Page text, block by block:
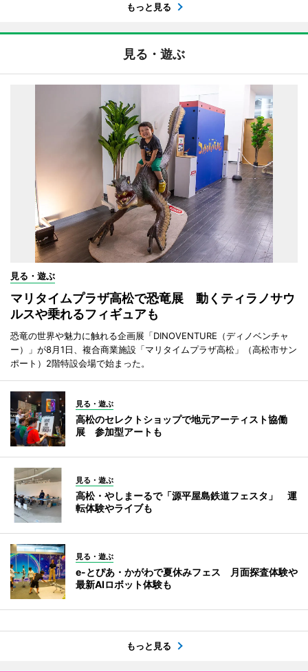
もっと見る
見る・遊ぶ
見る・遊ぶ
マリタイムプラザ高松で恐竜展 動くティラノサウ
ルスや乗れるフィギュアも
恐竜の世界や魅力に触れる企画展「DINOVENTURE（ディノベンチャ
ー）」が8月1日、複合商業施設「マリタイムプラザ高松」（高松市サン
ポート）2階特設会場で始まった。
見る・遊ぶ
高松のセレクトショップで地元アーティスト協働
展 参加型アートも
見る・遊ぶ
高松・やしまーるで「源平屋島鉄道フェスタ」 運
転体験やライブも
見る・遊ぶ
e-とぴあ・かがわで夏休みフェス 月面探査体験や
最新AIロボット体験も
もっと見る